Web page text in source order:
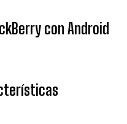
con Android